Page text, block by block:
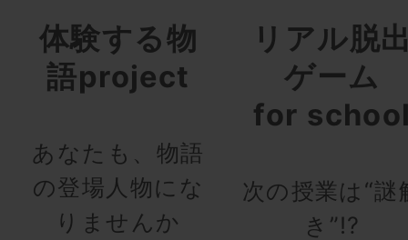
体験する物
語project
あなたも、物語
の登場人物にな
りませんか
リアル脱
ゲーム
for
次の授業は“謎
き”!?